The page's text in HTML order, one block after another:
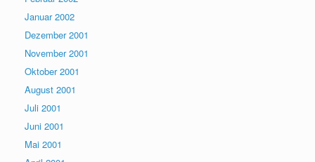
Januar 2002
Dezember 2001
November 2001
Oktober 2001
August 2001
Juli 2001
Juni 2001
Mai 2001